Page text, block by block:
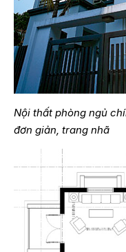
Nội thất phòng ngủ
đơn giản, trang nhã